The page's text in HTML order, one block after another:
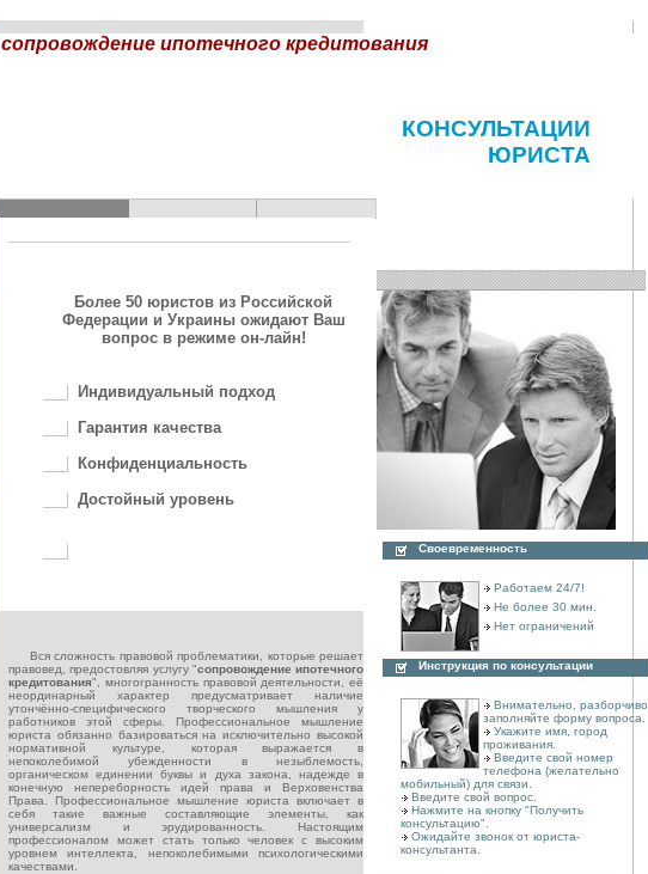
сопровождение ипотечного кредитования
КОНСУЛЬТАЦИИ
ЮРИСТА
Более 50 юристов из Российской
Федерации и Украины ожидают Ваш
вопрос в режиме он-лайн!
Индивидуальный подход
Гарантия качества
Конфиденциальность
Достойный уровень
Вся сложность правовой проблематики, которые решает
правовед, предостовляя услугу "сопровождение ипотечного
кредитования", многогранность правовой деятельности, её
неординарный характер предусматривает наличие
утончённо-специфического творческого мышления у
работников этой сферы. Профессиональное мышление
юриста обязанно базироваться на исключительно высокой
нормативной культуре, которая выражается в
непоколебимой убежденности в незыблемость,
органическом единении буквы и духа закона, надежде в
конечную непереборность идей права и Верховенства
Права. Профессиональное мышление юриста включает в
себя такие важные составляющие элементы, как
универсализм и эрудированность. Настоящим
профессионалом может стать только человек с высоким
уровнем интеллекта, непоколебимыми психологическими
качествами.
Своевременность
Работаем 24/7!
Не более 30 мин.
Нет ограничений
Инструкция по консультации
Внимательно, разборчиво
заполняйте форму вопроса.
Укажите имя, город
проживания.
Введите свой номер
телефона (желательно
мобильный) для связи.
Введите свой вопрос.
Нажмите на кнопку "Получить
консультацию".
Ожидайте звонок от юриста-
консультанта.